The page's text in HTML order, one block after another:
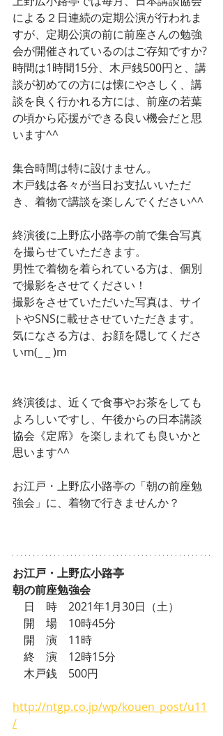
による２日連続の定期公演が行われま
すが、定期公演の前に前座さんの勉強
会が開催されているのはご存知ですか?
時間は1時間15分、木戸銭500円と、講
談が初めての方には懐にやさしく、講
談を良く行かれる方には、前座の若葉
の頃から応援ができる良い機会だと思
います^^
集合時間は特に設けません。
木戸銭は各々が当日お支払いいただ
き、着物で講談を楽しんでください^^
終演後に上野広小路亭の前で集合写真
を撮らせていただきます。
男性で着物を着られている方は、個別
で撮影をさせてください！
撮影をさせていただいた写真は、サイ
トやSNSに載せさせていただきます。
気になさる方は、お顔を隠してくださ
いm(_ _ )m
終演後は、近くで食事やお茶をしても
よろしいですし、午後からの日本講談
協会《定席》を楽しまれても良いかと
思います^^
お江戸・上野広小路亭の「朝の前座勉
強会」に、着物で行きませんか？
お江戸・上野広小路亭
朝の前座勉強会
日　時　2021年1月30日（土）
開　場　10時45分
開　演　11時
終　演　12時15分
木戸銭　500円
http://ntgp.co.jp/wp/kouen_post/u11
/